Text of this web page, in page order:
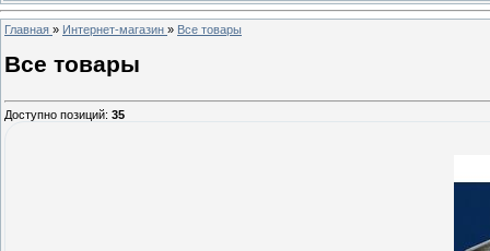
Главная » Интернет-магазин » Все товары
Все товары
Доступно позиций: 35